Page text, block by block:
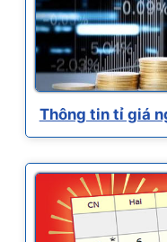
Thông tin tỉ giá